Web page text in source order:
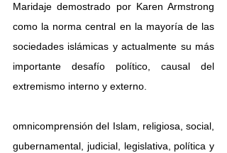
Maridaje demostrado por Karen Armstrong
como la norma central en la mayoría de las
sociedades islámicas y actualmente su más
importante desafío político, causal del
extremismo interno y externo.
omnicomprensión del Islam, religiosa, social,
gubernamental, judicial, legislativa, política y